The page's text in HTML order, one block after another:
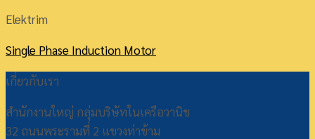
Elektrim
Single Phase Induction Motor
เกี่ยวกับเรา
สำนักงานใหญ่ กลุ่มบริษัทในเครือวานิช
32 ถนนพระรามที่ 2 แขวงท่าข้าม